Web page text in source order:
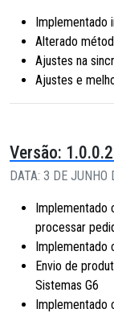
Implementado
Alterado
Ajustes na
Ajustes e
Versão:
DATA: 3 DE
Implementado
processar
Implementado
Envio de
Sistemas G6
Implementado